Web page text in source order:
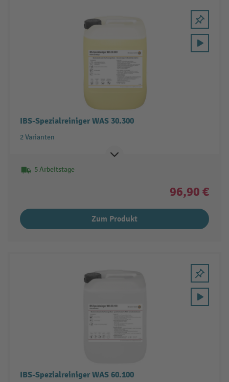
IBS-Spezialreiniger WAS 30.300
2 Varianten
5 Arbeitstage
96,90 €
Zum Produkt
IBS-Spezialreiniger WAS 60.100